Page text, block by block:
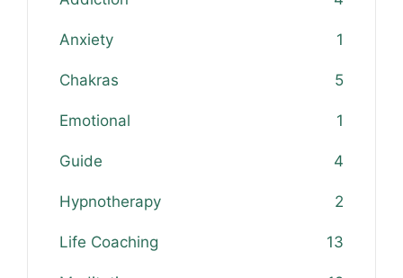
Anxiety 1
Chakras 5
Emotional 1
Guide 4
Hypnotherapy 2
Life Coaching 13